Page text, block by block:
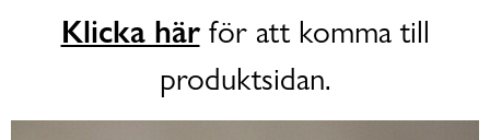
Klicka härför att komma till
produktsidan.